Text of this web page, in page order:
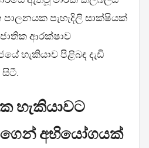
පැහැදිලි සාක්ෂියක්
ආරක්ෂාව
හැකියාව පිළිබඳ දැඩි
හැකියාවට
අභියෝගයක්